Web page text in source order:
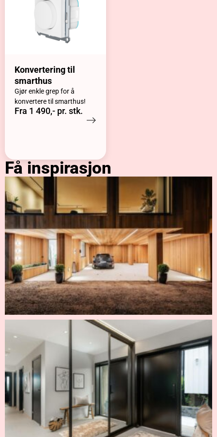
Konvertering til
smarthus
Gjør enkle grep for å
konvertere til smarthus!
Fra 1 490,- pr. stk.
Få inspirasjon